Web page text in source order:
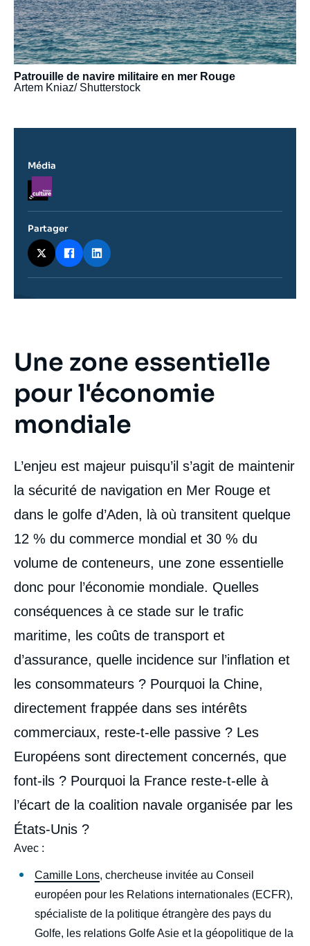
Patrouille de navire militaire en mer Rouge
Artem Kniaz/ Shutterstock
Contenu
intervention
Une zone essentielle
pour l'économie
mondiale
L’enjeu est majeur puisqu’il s’agit de maintenir
la sécurité de navigation en Mer Rouge et
dans le golfe d’Aden, là où transitent quelque
12 % du commerce mondial et 30 % du
volume de conteneurs, une zone essentielle
donc pour l’économie mondiale. Quelles
conséquences à ce stade sur le trafic
maritime, les coûts de transport et
d’assurance, quelle incidence sur l’inflation et
les consommateurs ? Pourquoi la Chine,
directement frappée dans ses intérêts
commerciaux, reste-t-elle passive ? Les
Européens sont directement concernés, que
font-ils ? Pourquoi la France reste-t-elle à
l’écart de la coalition navale organisée par les
États-Unis ?
Avec :
Camille Lons, chercheuse invitée au Conseil
européen pour les Relations internationales (ECFR),
spécialiste de la politique étrangère des pays du
Golfe, les relations Golfe Asie et la géopolitique de la
Média
Logo
Partager